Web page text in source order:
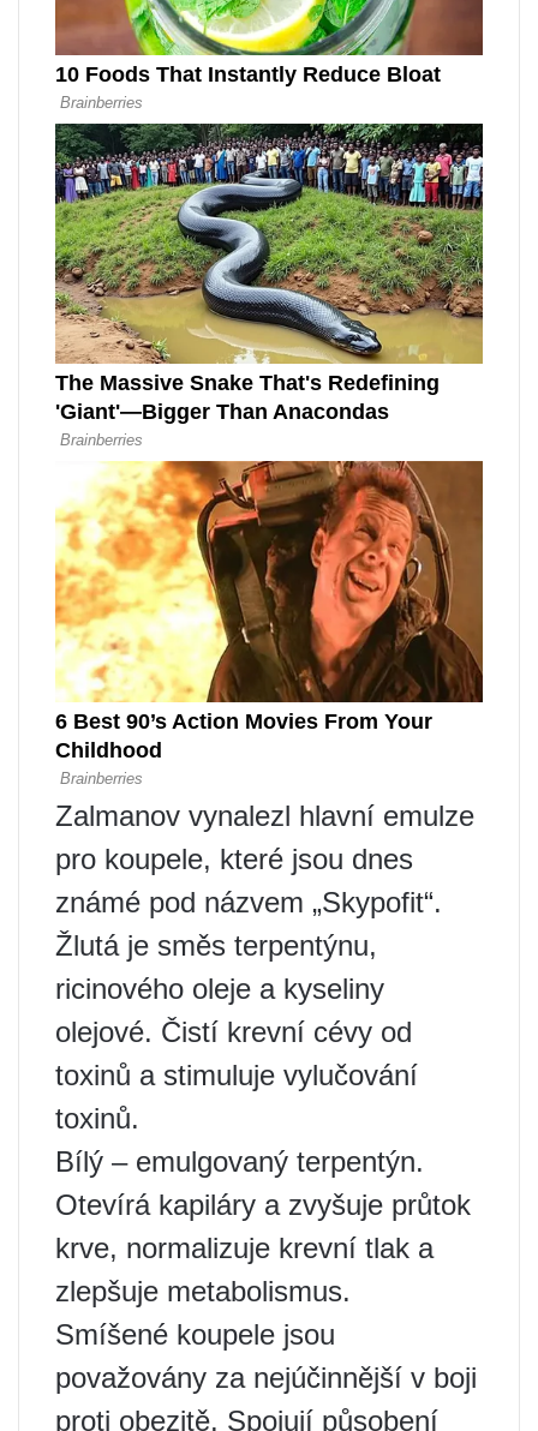
Zalmanov vynalezl hlavní emulze
pro koupele, které jsou dnes
známé pod názvem „Skypofit“.
Žlutá je směs terpentýnu,
ricinového oleje a kyseliny
olejové. Čistí krevní cévy od
toxinů a stimuluje vylučování
toxinů.
Bílý – emulgovaný terpentýn.
Otevírá kapiláry a zvyšuje průtok
krve, normalizuje krevní tlak a
zlepšuje metabolismus.
Smíšené koupele jsou
považovány za nejúčinnější v boji
proti obezitě. Spojují působení